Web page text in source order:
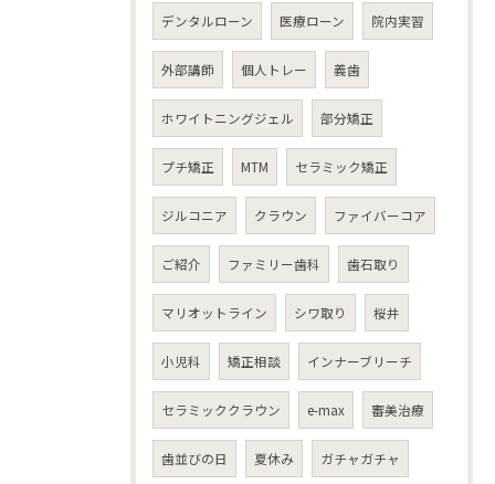
デンタルローン 医療ローン 院内実習
外部講師 個人トレー 義歯
ホワイトニングジェル 部分矯正
プチ矯正 MTM セラミック矯正
ジルコニア クラウン ファイバーコア
ご紹介 ファミリー歯科 歯石取り
マリオットライン シワ取り 桜井
小児科 矯正相談 インナーブリーチ
セラミッククラウン e-max 審美治療
歯並びの日 夏休み ガチャガチャ